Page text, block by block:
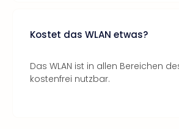
Kostet das WLAN etwas?
Das WLAN ist in allen Bereichen
kostenfrei nutzbar.